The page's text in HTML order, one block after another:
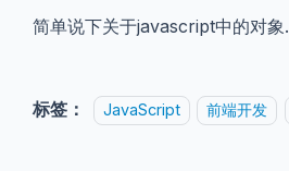
简单说下关于javascript中的对象.
标签： JavaScript 前端开发